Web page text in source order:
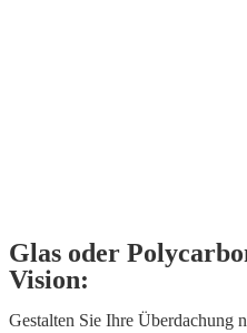
Glas oder
Vision:
Gestalten Sie Ihre Überdachung